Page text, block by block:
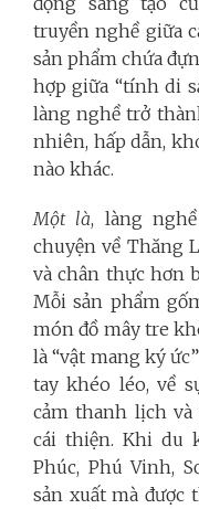
truyền nghề giữa
sản phẩm chứa
hợp giữa “tính di
làng nghề trở
nhiên, hấp dẫn,
nào khác.
Một là, làng
chuyện về Thăng
và chân thực hơn
Mỗi sản phẩm
món đồ mây tre
là “vật mang ký
tay khéo léo, về
cảm thanh lịch và
cái thiện. Khi du
Phúc, Phú Vinh,
sản xuất mà được